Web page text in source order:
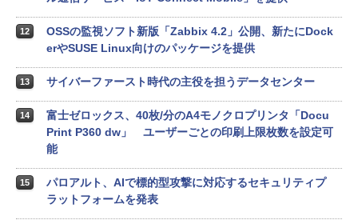
12
OSSの監視ソフト新版「Zabbix 4.2」公開、新たにDock
erやSUSE Linux向けのパッケージを提供
13 サイバーファースト時代の主役を担うデータセンター
14
富士ゼロックス、40枚/分のA4モノクロプリンタ「Docu
Print P360 dw」 ユーザーごとの印刷上限枚数を設定可
能
15
パロアルト、AIで標的型攻撃に対応するセキュリティプ
ラットフォームを発表